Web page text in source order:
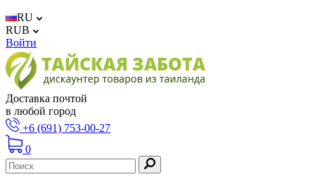
RU
RUB
Войти
Доставка почтой
в любой город
+6 (691) 753-00-27
0